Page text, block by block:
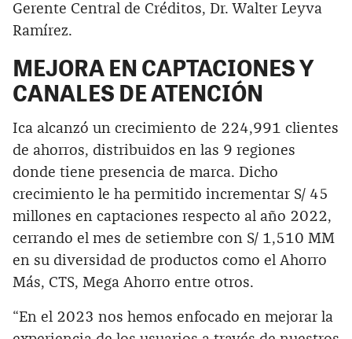
Gerente Central de Créditos, Dr. Walter Leyva
Ramírez.
MEJORA EN CAPTACIONES Y
CANALES DE ATENCIÓN
Ica alcanzó un crecimiento de 224,991 clientes
de ahorros, distribuidos en las 9 regiones
donde tiene presencia de marca. Dicho
crecimiento le ha permitido incrementar S/ 45
millones en captaciones respecto al año 2022,
cerrando el mes de setiembre con S/ 1,510 MM
en su diversidad de productos como el Ahorro
Más, CTS, Mega Ahorro entre otros.
“En el 2023 nos hemos enfocado en mejorar la